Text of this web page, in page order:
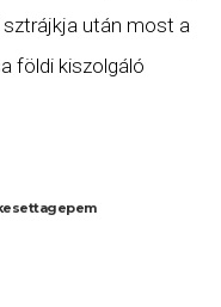
után most a
földi kiszolgáló
be, hogy február 7-én
27 órás